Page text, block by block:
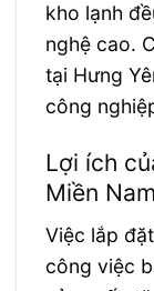
kho lạnh
nghệ cao.
tại Hưng
công
Lợi ích
Miền Nam
Việc lắp
công việc